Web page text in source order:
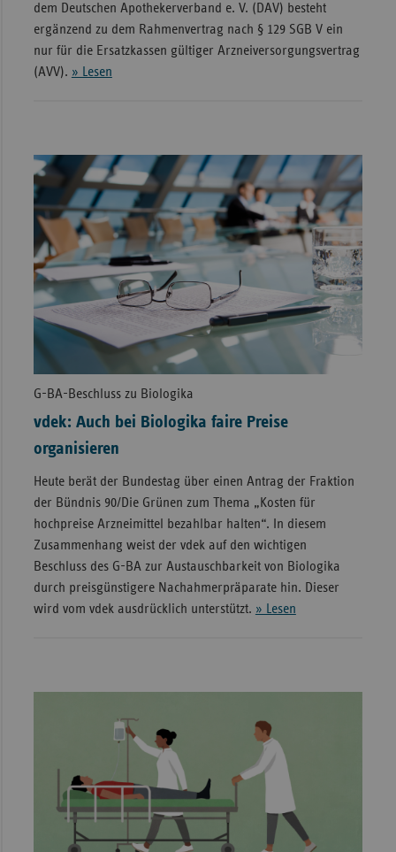
dem Deutschen Apothekerverband e. V. (DAV) besteht
ergänzend zu dem Rahmenvertrag nach § 129 SGB V ein
nur für die Ersatzkassen gültiger Arzneiversorgungsvertrag
(AVV). » Lesen
G-BA-Beschluss zu Biologika
vdek: Auch bei Biologika faire Preise
organisieren
Heute berät der Bundestag über einen Antrag der Fraktion
der Bündnis 90/Die Grünen zum Thema „Kosten für
hochpreise Arzneimittel bezahlbar halten“. In diesem
Zusammenhang weist der vdek auf den wichtigen
Beschluss des G-BA zur Austauschbarkeit von Biologika
durch preisgünstigere Nachahmerpräparate hin. Dieser
wird vom vdek ausdrücklich unterstützt. » Lesen